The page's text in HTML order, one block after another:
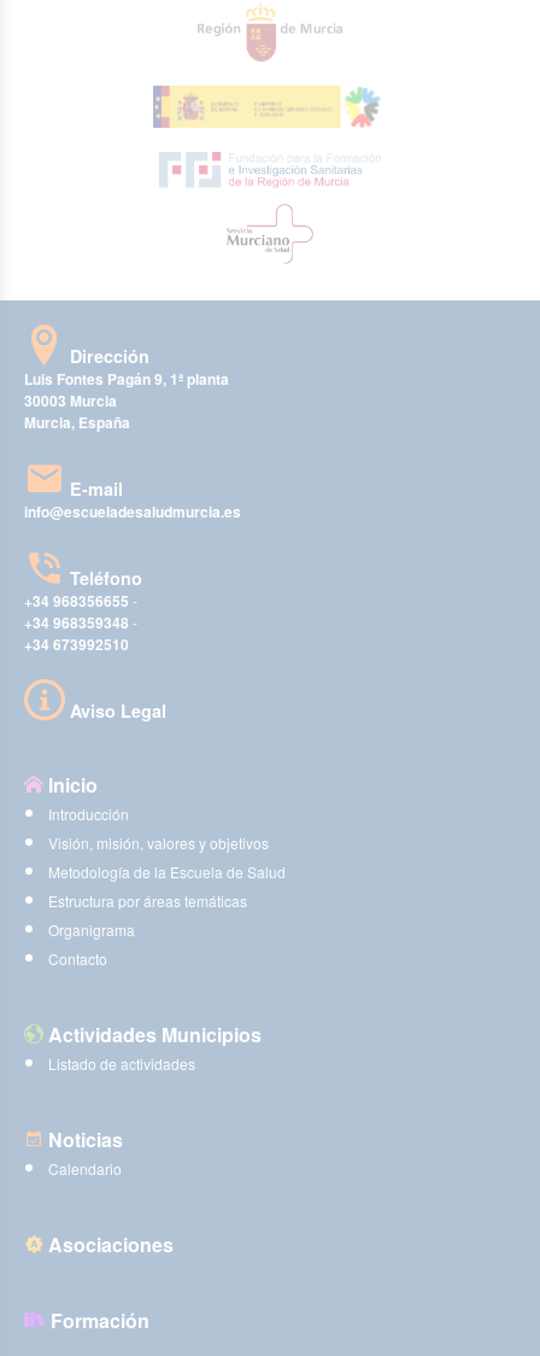
Dirección
Luis Fontes Pagán 9, 1ª planta
30003 Murcia
Murcia, España
E-mail
info@escueladesaludmurcia.es
Teléfono
+34 968356655 -
+34 968359348 -
+34 673992510
Aviso Legal
Inicio
Introducción
Visión, misión, valores y objetivos
Metodología de la Escuela de Salud
Estructura por áreas temáticas
Organigrama
Contacto
Actividades Municipios
Listado de actividades
Noticias
Calendario
Asociaciones
Formación